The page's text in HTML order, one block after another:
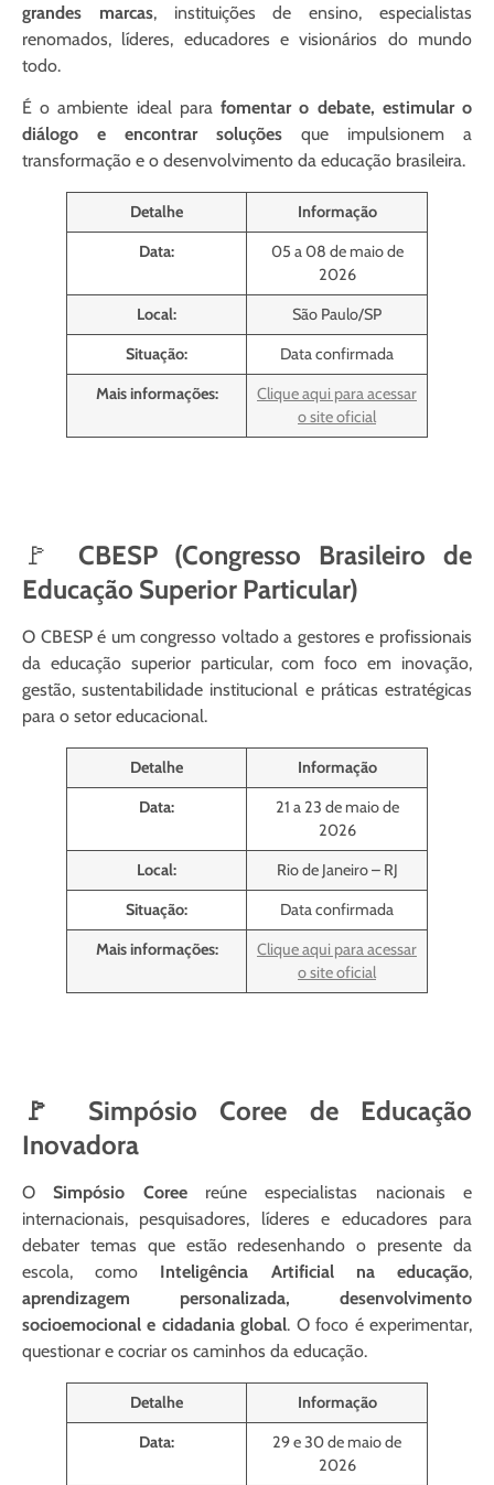
grandes marcas, instituições de ensino, especialistas
renomados, líderes, educadores e visionários do mundo
todo.
É o ambiente ideal parafomentar o debate, estimular o
diálogo e encontrar soluções que impulsionem a
transformação e o desenvolvimento da educação brasileira.
Detalhe
Informação
Data:
05 a 08 de maio de
2026
Local:
São Paulo/SP
Situação:
Data confirmada
Mais informações:
Clique aqui para acessar
o site oficial
🚩 CBESP (Congresso Brasileiro de
Educação Superior Particular)
O CBESP é um congresso voltado a gestores e profissionais
da educação superior particular, com foco em inovação,
gestão, sustentabilidade institucional e práticas estratégicas
para o setor educacional.
Detalhe
Informação
Data:
21 a 23 de maio de
2026
Local:
Rio de Janeiro – RJ
Situação:
Data confirmada
Mais informações:
Clique aqui para acessar
o site oficial
🚩 Simpósio Coree de Educação
Inovadora
OSimpósio Coreereúne especialistas nacionais e
internacionais, pesquisadores, líderes e educadores para
debater temas que estão redesenhando o presente da
escola, como Inteligência Artificial na educação,
aprendizagem personalizada, desenvolvimento
socioemocional e cidadania global. O foco é experimentar,
questionar e cocriar os caminhos da educação.
Detalhe
Informação
Data:
29 e 30 de maio de
2026